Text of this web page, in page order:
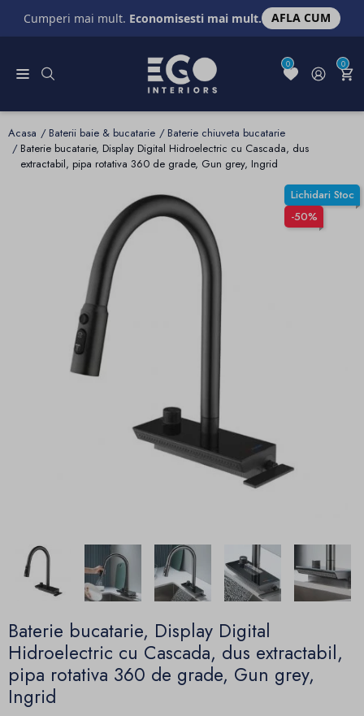
Cumperi mai mult. Economisesti mai mult. AFLA CUM
0 0
Acasa Baterii baie & bucatarie
Baterie chiuveta bucatarie
Baterie bucatarie, Display Digital Hidroelectric cu Cascada, dus
extractabil, pipa rotativa 360 de grade, Gun grey, Ingrid
Lichidari Stoc
-50%
Baterie bucatarie, Display Digital
Hidroelectric cu Cascada, dus extractabil,
pipa rotativa 360 de grade, Gun grey,
Ingrid